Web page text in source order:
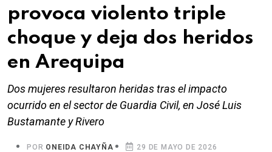
provoca violento triple
choque y deja dos heridos
en Arequipa
Dos mujeres resultaron heridas tras el impacto
ocurrido en el sector de Guardia Civil, en José Luis
Bustamante y Rivero
POR ONEIDA CHAYÑA 29 DE MAYO DE 2026